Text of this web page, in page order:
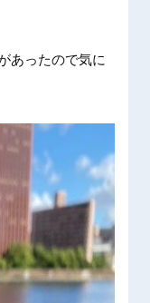
あったので気に